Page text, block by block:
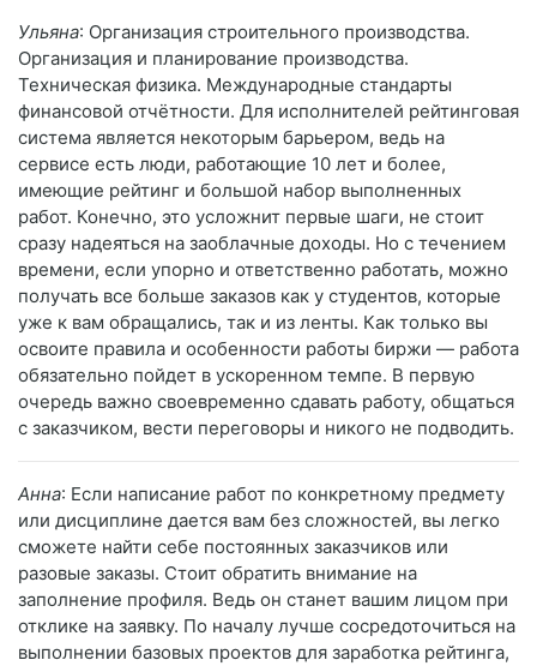
Ульяна: Организация строительного производства.
Организация и планирование производства.
Техническая физика. Международные стандарты
финансовой отчётности. Для исполнителей рейтинговая
система является некоторым барьером, ведь на
сервисе есть люди, работающие 10 лет и более,
имеющие рейтинг и большой набор выполненных
работ. Конечно, это усложнит первые шаги, не стоит
сразу надеяться на заоблачные доходы. Но с течением
времени, если упорно и ответственно работать, можно
получать все больше заказов как у студентов, которые
уже к вам обращались, так и из ленты. Как только вы
освоите правила и особенности работы биржи — работа
обязательно пойдет в ускоренном темпе. В первую
очередь важно своевременно сдавать работу, общаться
с заказчиком, вести переговоры и никого не подводить.
Анна: Если написание работ по конкретному предмету
или дисциплине дается вам без сложностей, вы легко
сможете найти себе постоянных заказчиков или
разовые заказы. Стоит обратить внимание на
заполнение профиля. Ведь он станет вашим лицом при
отклике на заявку. По началу лучше сосредоточиться на
выполнении базовых проектов для заработка рейтинга,